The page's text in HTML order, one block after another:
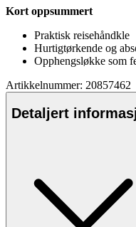
Kort oppsummert
Praktisk reisehåndkle
Hurtigtørkende og
Opphengsløkke som
Artikkelnummer: 20857462
Detaljert